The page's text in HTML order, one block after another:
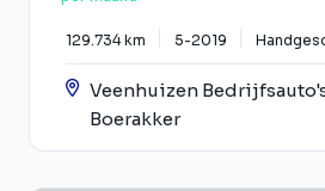
129.734 km 5-2019
Veenhuizen
Boerakker